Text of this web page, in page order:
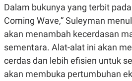
K
N
T
A
N
V
L
P
U
S
Dalam bukunya yang terbit
Coming Wave,” Suleyman
akan menambah kecerdasan
sementara. Alat-alat ini akan
cerdas dan lebih efisien untuk
akan membuka pertumbuhan